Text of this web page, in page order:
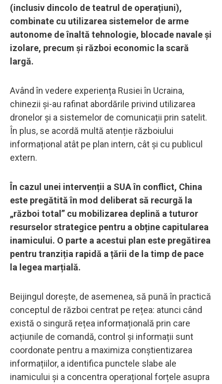
(inclusiv dincolo de teatrul de operațiuni),
combinate cu utilizarea sistemelor de arme
autonome de înaltă tehnologie, blocade navale și
izolare, precum și război economic la scară
largă.
Având în vedere experiența Rusiei în Ucraina,
chinezii și-au rafinat abordările privind utilizarea
dronelor și a sistemelor de comunicații prin satelit.
În plus, se acordă multă atenție războiului
informațional atât pe plan intern, cât și cu publicul
extern.
În cazul unei intervenții a SUA în conflict, China
este pregătită în mod deliberat să recurgă la
„război total” cu mobilizarea deplină a tuturor
resurselor strategice pentru a obține capitularea
inamicului. O parte a acestui plan este pregătirea
pentru tranziția rapidă a țării de la timp de pace
la legea marțială.
Beijingul dorește, de asemenea, să pună în practică
conceptul de război centrat pe rețea: atunci când
există o singură rețea informațională prin care
acțiunile de comandă, control și informații sunt
coordonate pentru a maximiza conștientizarea
informațiilor, a identifica punctele slabe ale
inamicului și a concentra operațional forțele asupra